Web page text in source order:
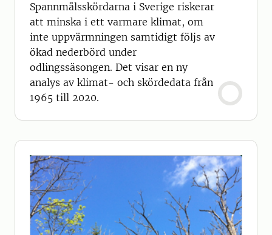
Spannmålsskördarna i Sverige riskerar
att minska i ett varmare klimat, om
inte uppvärmningen samtidigt följs av
ökad nederbörd under
odlingssäsongen. Det visar en ny
analys av klimat- och skördedata från
1965 till 2020.